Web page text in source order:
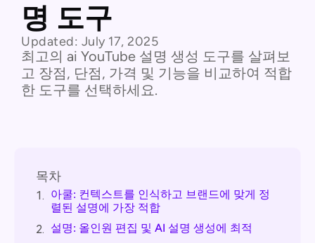
명 도구
Updated: July 17, 2025
최고의 ai YouTube 설명 생성 도구를 살펴보
고 장점, 단점, 가격 및 기능을 비교하여 적합
한 도구를 선택하세요.
목차
1. 아쿨: 컨텍스트를 인식하고 브랜드에 맞게 정
렬된 설명에 가장 적합
2. 설명: 올인원 편집 및 AI 설명 생성에 최적